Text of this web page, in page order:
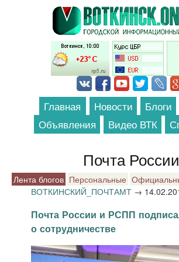
Перейти к основному содержанию
Главная Новости Блоги
Объявления
Видео ВТК
Почта России
Лента блогов Персональные
ВОТКИНСКИЙ_ПОЧТАМТ →
Почта России и РСПП
о сотрудничестве